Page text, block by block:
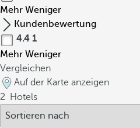
Mehr Weniger
Kundenbewertung
4.4 1
Mehr Weniger
Vergleichen
Auf der Karte anzeigen
2
Hotels